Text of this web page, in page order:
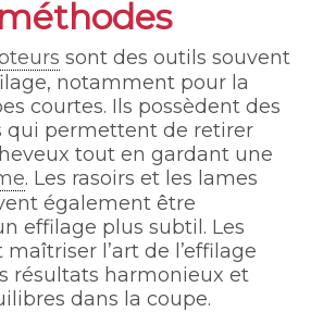
sont des outils souvent
notamment pour la
courtes. Ils possèdent des
qui permettent de retirer
tout en gardant une
. Les rasoirs et les lames
également être
effilage plus subtil. Les
l’art de l’effilage
résultats harmonieux et
dans la coupe.